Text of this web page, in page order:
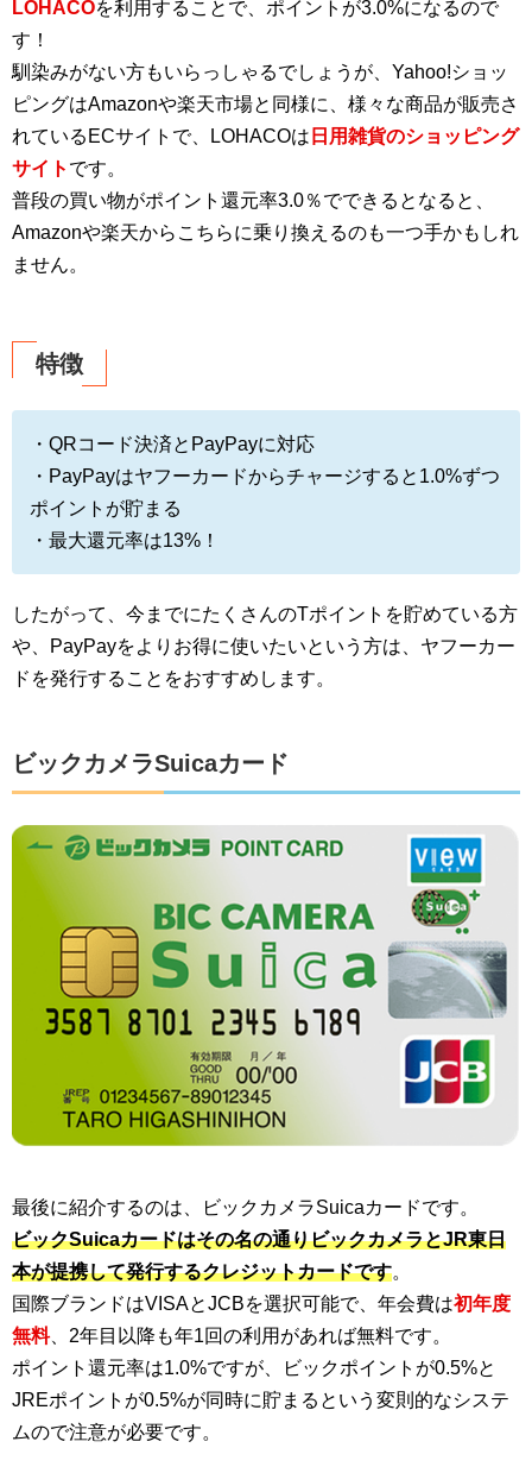
LOHACOを利用することで、ポイントが3.0%になるので
す！
馴染みがない方もいらっしゃるでしょうが、Yahoo!ショッ
ピングはAmazonや楽天市場と同様に、様々な商品が販売さ
れているECサイトで、LOHACOは 日用雑貨のショッピング
サイト です。
普段の買い物がポイント還元率3.0％でできるとなると、
Amazonや楽天からこちらに乗り換えるのも一つ手かもしれ
ません。
特徴
・QRコード決済とPayPayに対応
・PayPayはヤフーカードからチャージすると1.0%ずつ
ポイントが貯まる
・最大還元率は13%！
したがって、今までにたくさんのTポイントを貯めている方
や、PayPayをよりお得に使いたいという方は、ヤフーカー
ドを発行することをおすすめします。
ビックカメラSuicaカード
最後に紹介するのは、ビックカメラSuicaカードです。
ビックSuicaカードはその名の通りビックカメラとJR東日
本が提携して発行するクレジットカードです。
国際ブランドはVISAとJCBを選択可能で、年会費は初年度
無料、2年目以降も年1回の利用があれば無料です。
ポイント還元率は1.0%ですが、ビックポイントが0.5%と
JREポイントが0.5%が同時に貯まるという変則的なシステ
ムので注意が必要です。